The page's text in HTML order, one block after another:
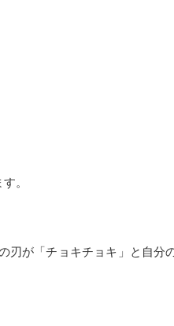
。
刃が「チョキチョキ」と自分